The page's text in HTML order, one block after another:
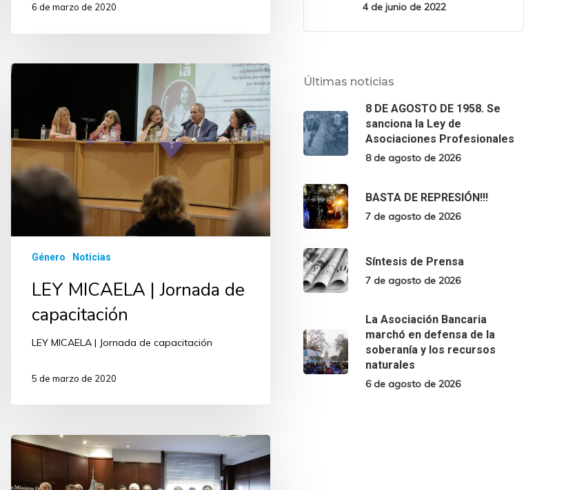
6 de marzo de 2020
Género Noticias
LEY MICAELA | Jornada de
capacitación
LEY MICAELA | Jornada de capacitación
5 de marzo de 2020
4 de junio de 2022
Últimas noticias
8 DE AGOSTO DE 1958. Se
sanciona la Ley de
Asociaciones Profesionales
8 de agosto de 2026
BASTA DE REPRESIÓN!!!
7 de agosto de 2026
Síntesis de Prensa
7 de agosto de 2026
La Asociación Bancaria
marchó en defensa de la
soberanía y los recursos
naturales
6 de agosto de 2026